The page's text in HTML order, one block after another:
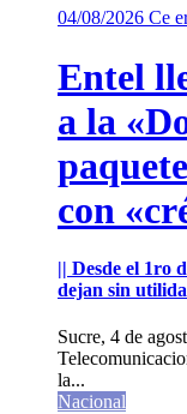
04/08/2026 Ce
Entel
a la
con
|| Desde el 1ro
dejan sin
Sucre, 4 de
la...
Nacional